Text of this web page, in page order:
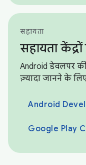
सहायता
सहायता
Android डेवलपर
ज़्यादा जानने के
Android
Google Play